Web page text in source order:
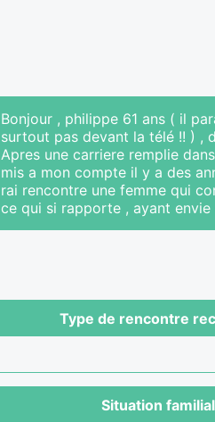
Bonjour , philippe 61 ans ( il
surtout pas devant la télé !! ) ,
Apres une carriere remplie
mis a mon compte il y a des
rai rencontre une femme qui
ce qui si rapporte , ayant
Type de rencontre
Situation